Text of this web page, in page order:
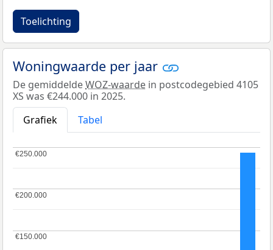
Toelichting
Woningwaarde per jaar
De gemiddeldeWOZ-waarde in postcodegebied 4105
XS was €244.000 in 2025.
Grafiek
Tabel
€150.000
€150.000
€200.000
€200.000
€250.000
€250.000